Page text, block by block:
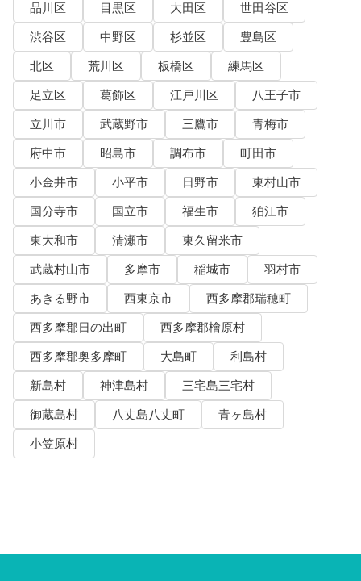
品川区
目黒区 大田区
世田谷区
渋谷区
中野区 杉並区
豊島区
北区
荒川区 板橋区
練馬区
足立区
葛飾区 江戸川区
八王子市
立川市
武蔵野市 三鷹市
青梅市
府中市
昭島市 調布市
町田市
小金井市
小平市 日野市
東村山市
国分寺市
国立市 福生市
狛江市
東大和市
清瀬市
東久留米市
武蔵村山市
多摩市 稲城市
羽村市
あきる野市
西東京市
西多摩郡瑞穂町
西多摩郡日の出町
西多摩郡檜原村
西多摩郡奥多摩町
大島町
利島村
新島村
神津島村
三宅島三宅村
御蔵島村
八丈島八丈町
青ヶ島村
小笠原村